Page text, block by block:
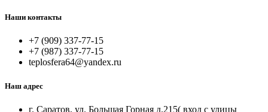
Наши контакты
+7 (909) 337-77-15
+7 (987) 337-77-15
teplosfera64@yandex.ru
Наш адрес
г. Саратов, ул. Большая Горная д.215( вход с улицы